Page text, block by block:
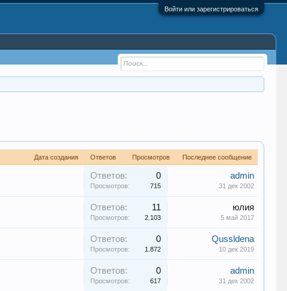
Войти или зарегистрироваться
Дата создания Ответов Просмотров Последнее сообщение
Ответов: 0
Просмотров: 715
admin
31 дек 2002
Ответов: 11
Просмотров: 2.103
юлия
5 май 2017
Ответов: 0
Просмотров: 1.872
Qussldena
10 дек 2019
Ответов: 0
Просмотров: 617
admin
31 дек 2002